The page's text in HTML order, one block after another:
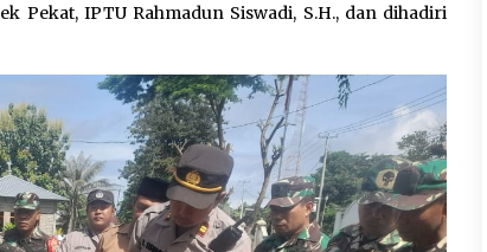
Pekat, IPTU Rahmadun Siswadi, S.H., dan dihadiri